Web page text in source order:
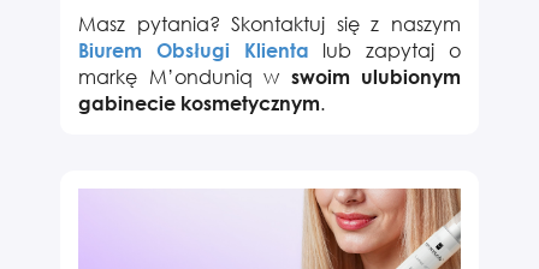
Masz pytania? Skontaktuj się z naszym
Biurem Obsługi Klienta lub zapytaj o
markę M’onduniq w swoim ulubionym
gabinecie kosmetycznym.